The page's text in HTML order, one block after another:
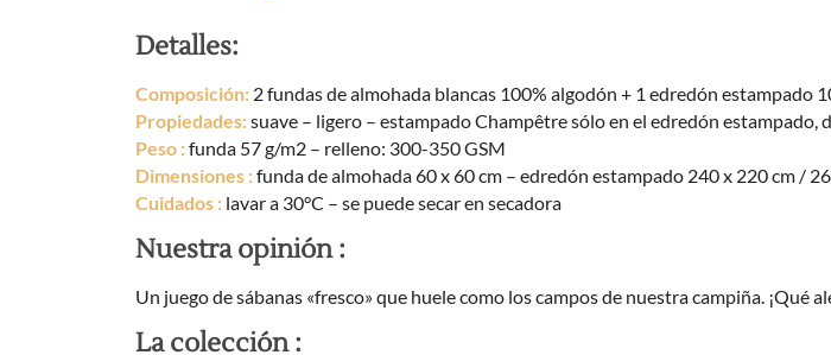
Detalles:
Composición: 2 fundas de almohada blancas 100% algodón + 1 edredón estampado
Propiedades:suave – ligero – estampado Champêtre sólo en el edredón
Peso :funda 57 g/m2 – relleno: 300-350 GSM
Dimensiones :funda de almohada 60 x 60 cm – edredón estampado 240 x 220 cm /
Cuidados : lavar a 30°C – se puede secar en secadora
Nuestra opinión :
Un juego de sábanas «fresco» que huele como los campos de nuestra campiña. ¡Qué
La colección :